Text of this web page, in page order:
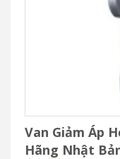
Van Giảm Áp
Hãng Nhật